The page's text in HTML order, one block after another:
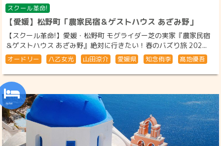
スクール革命!
【愛媛】松野町「農家民宿＆ゲストハウス あざみ野」
【スクール革命!】愛媛・松野町 モグライダー芝の実家『農家民宿
＆ゲストハウス あざみ野』絶対に行きたい！春のバズり旅 202...
オードリー 八乙女光 山田涼介 愛媛県 知念侑李 髙地優吾